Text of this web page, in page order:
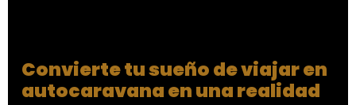
Convierte tu sueño de viajar en
autocaravana en una realidad